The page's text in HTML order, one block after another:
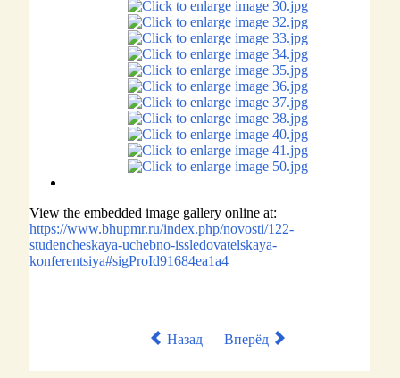
View the embedded image gallery online at:
https://www.bhupmr.ru/index.php/novosti/122-
studencheskaya-uchebno-issledovatelskaya-
konferentsiya#sigProId91684ea1a4
Назад Вперёд